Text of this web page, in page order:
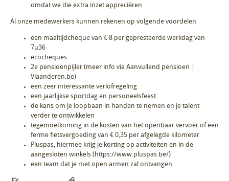
omdat we die extra inzet appreciëren
Al onze medewerkers kunnen rekenen op volgende voordelen
een maaltijdcheque van € 8 per gepresteerde werkdag van
7u36
ecocheques
2e pensioenpijler (meer info via Aanvullend pensioen |
Vlaanderen.be)
een zeer interessante verlofregeling
een jaarlijkse sportdag en personeelsfeest
de kans om je loopbaan in handen te nemen en je talent
verder te ontwikkelen
tegemoetkoming in de kosten van het openbaar vervoer of een
ferme fietsvergoeding van € 0,35 per afgelegde kilometer
Pluspas, hiermee krijg je korting op activiteiten en in de
aangesloten winkels (https://www.pluspas.be/)
een team dat je met open armen zal ontvangen